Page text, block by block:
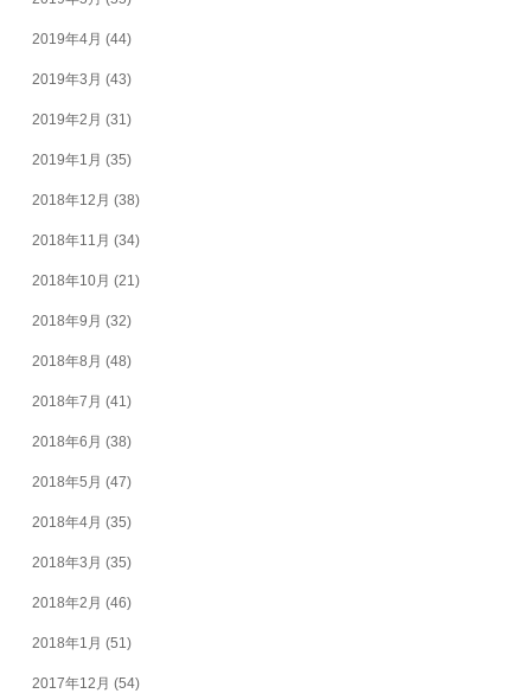
2019年4月 (44)
2019年3月 (43)
2019年2月 (31)
2019年1月 (35)
2018年12月 (38)
2018年11月 (34)
2018年10月 (21)
2018年9月 (32)
2018年8月 (48)
2018年7月 (41)
2018年6月 (38)
2018年5月 (47)
2018年4月 (35)
2018年3月 (35)
2018年2月 (46)
2018年1月 (51)
2017年12月 (54)